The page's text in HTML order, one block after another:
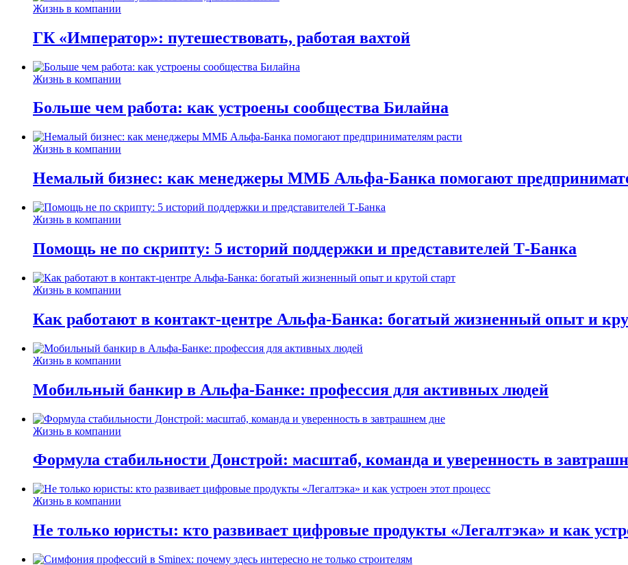
Жизнь в компании
ГК «Император»: путешествовать, работая вахтой
Жизнь в компании
Больше чем работа: как устроены сообщества Билайна
Жизнь в компании
Немалый бизнес: как менеджеры ММБ Альфа-Банка помогают
Жизнь в компании
Помощь не по скрипту: 5 историй поддержки и представителей Т-Банка
Жизнь в компании
Как работают в контакт-центре Альфа-Банка: богатый жизненный опыт и
Жизнь в компании
Мобильный банкир в Альфа-Банке: профессия для активных людей
Жизнь в компании
Формула стабильности Донстрой: масштаб, команда и уверенность в
Жизнь в компании
Не только юристы: кто развивает цифровые продукты «Легалтэка» и как